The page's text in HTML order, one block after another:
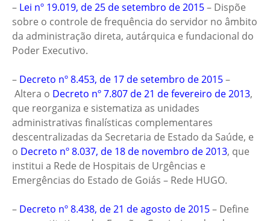
– Lei nº 19.019, de 25 de setembro de 2015– Dispõe
sobre o controle de frequência do servidor no âmbito
da administração direta, autárquica e fundacional do
Poder Executivo.
– Decreto nº 8.453, de 17 de setembro de 2015–
Altera o Decreto nº 7.807 de 21 de fevereiro de 2013,
que reorganiza e sistematiza as unidades
administrativas finalísticas complementares
descentralizadas da Secretaria de Estado da Saúde, e
o Decreto nº 8.037, de 18 de novembro de 2013, que
institui a Rede de Hospitais de Urgências e
Emergências do Estado de Goiás – Rede HUGO.
– Decreto nº 8.438, de 21 de agosto de 2015– Define